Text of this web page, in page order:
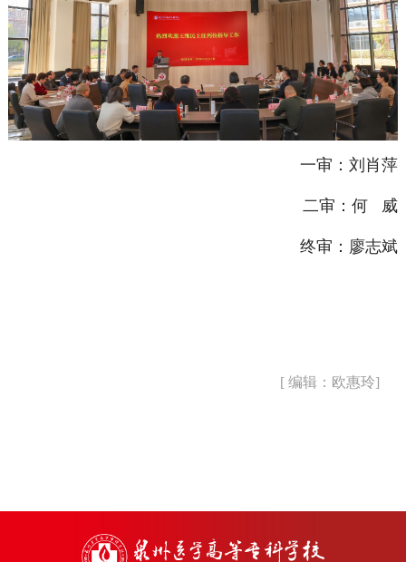
一审：刘肖萍
二审：何 威
终审：廖志斌
[ 编辑：欧惠玲]